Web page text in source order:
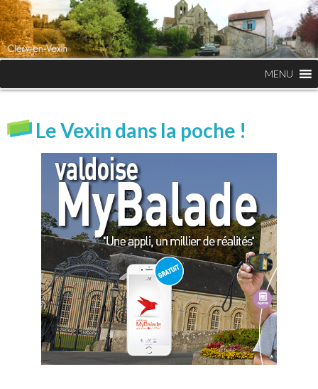
MENU
Le Vexin dans la poche !